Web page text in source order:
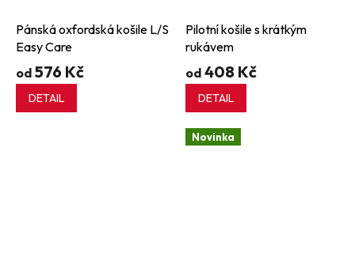
Pánská oxfordská košile L/S
Easy Care
od 576 Kč
DETAIL
Pilotní košile s krátkým
rukávem
od 408 Kč
DETAIL
Novinka